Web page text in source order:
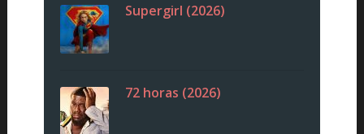
Supergirl (2026)
72 horas (2026)